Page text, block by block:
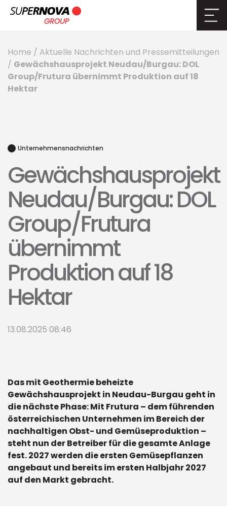
Home / Aktuelle Nachrichten und Pressemitteilungen
/ Gewächshausprojekt Neudau/Burgau: DOL
Group/Frutura übernimmt Produktion auf 18
Hektar
Unternehmensnachrichten
Gewächshausprojekt
Neudau/Burgau: DOL
Group/Frutura
übernimmt
Produktion auf 18
Hektar
13.08.2025 08:46
Das mit Geothermie beheizte
Gewächshausprojekt in Neudau-Burgau geht in
die nächste Phase: Mit Frutura – dem führenden
öster­reichischen Unternehmen im Bereich der
nachhaltigen Obst- und Gemüseproduktion –
steht nun der Betreiber für die gesamte Anlage
fest. 2027 werden die ersten Gemüsepflanzen
angebaut und bereits im ersten Halbjahr 2027
auf den Markt gebracht.